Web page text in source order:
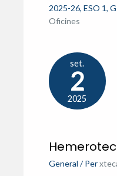
2025-26, ESO 1,
Oficines
set.
2
2025
General / Per